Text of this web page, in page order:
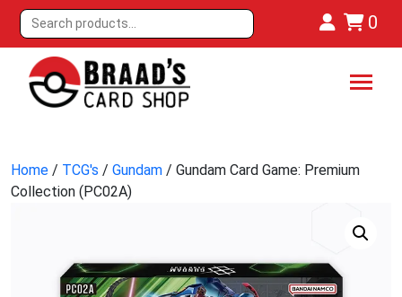
0
Home / TCG's / Gundam / Gundam Card Game: Premium
Collection (PC02A)